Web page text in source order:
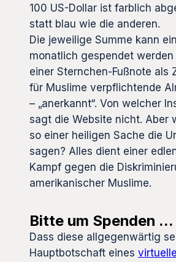
100 US-Dollar ist farblich
statt blau wie die anderen.
Die jeweilige Summe kann
monatlich gespendet
einer Sternchen-Fußnote als
für Muslime verpflichtende
– „anerkannt“. Von welcher
sagt die Website nicht. Aber
so einer heiligen Sache die
sagen? Alles dient einer
Kampf gegen die
amerikanischer Muslime.
Bitte um Spenden …
Dass diese allgegenwärtig
Hauptbotschaft eines